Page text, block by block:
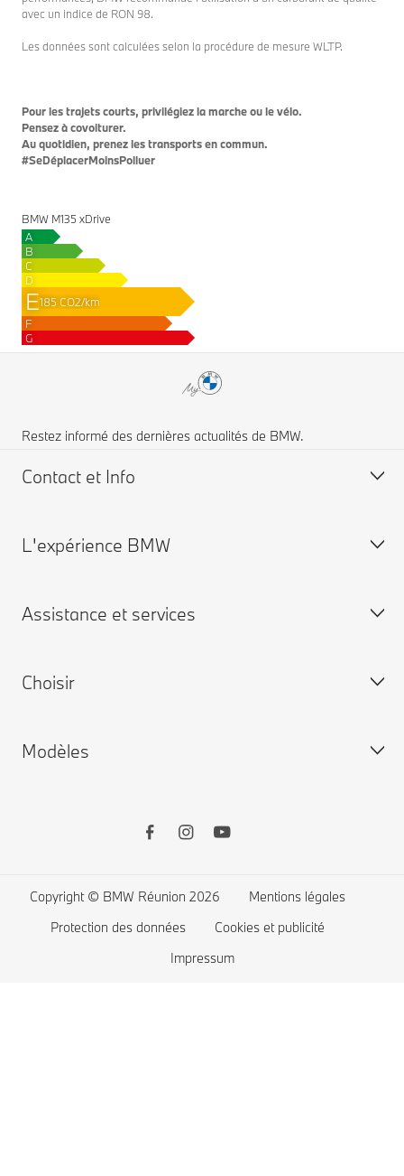
avec un indice de RON 98.
Les données sont calculées selon la procédure de mesure WLTP.
Pour les trajets courts, privilégiez la marche ou le vélo.
Pensez à covoiturer.
Au quotidien, prenez les transports en commun.
#SeDéplacerMoinsPolluer
BMW M135 xDrive
A
B
C
D
E185 CO2/km
F
G
Restez informé des dernières actualités de BMW.
Contact et Info
FAQ
Demander une offre
L'expérience BMW
BMW Group
Assistance et services
Prise de rendez-vous
Connected Drive
Choisir
BMW neuves disponibles
Modèles
BMW Série 4
Copyright © BMW Réunion 2026
Mentions légales
Protection des données
Cookies et publicité
Impressum